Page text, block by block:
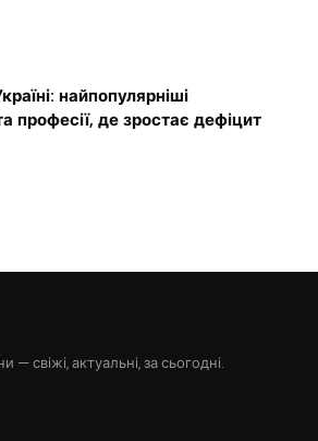
найпопулярніші
професії, де зростає дефіцит
— свіжі, актуальні, за сьогодні.